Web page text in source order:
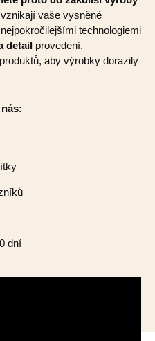
vaše vysněné
technologiemi
detail provedení.
aby výrobky dorazily
dní